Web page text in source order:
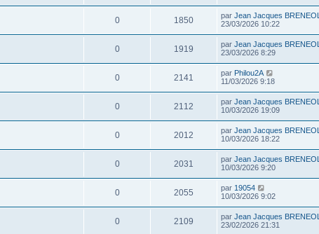
0 1850 par Jean Jacques BRENEOL
23/03/2026 10:22
0 1919 par Jean Jacques BRENEOL
23/03/2026 8:29
0 2141 par Philou2A
11/03/2026 9:18
0 2112 par Jean Jacques BRENEOL
10/03/2026 19:09
0 2012 par Jean Jacques BRENEOL
10/03/2026 18:22
0 2031 par Jean Jacques BRENEOL
10/03/2026 9:20
0 2055 par 19054
10/03/2026 9:02
0 2109 par Jean Jacques BRENEOL
23/02/2026 21:31